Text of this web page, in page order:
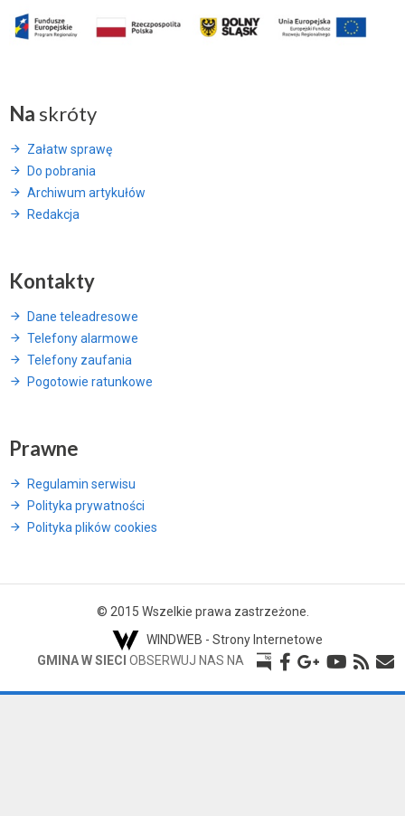
Na skróty
Załatw sprawę
Do pobrania
Archiwum artykułów
Redakcja
Kontakty
Dane teleadresowe
Telefony alarmowe
Telefony zaufania
Pogotowie ratunkowe
Prawne
Regulamin serwisu
Polityka prywatności
Polityka plików cookies
© 2015 Wszelkie prawa zastrzeżone.
WINDWEB - Strony Internetowe
GMINA W SIECI OBSERWUJ NAS NA